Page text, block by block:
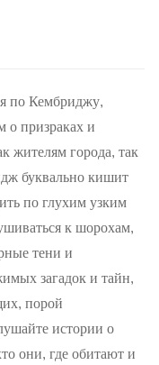
по Кембриджу,
о призраках и
жителям города, так
буквально кишит
по глухим узким
к шорохам,
тени и
загадок и тайн,
порой
истории о
они, где обитают и